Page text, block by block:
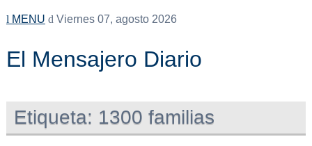
MENU Viernes 07, agosto 2026
El Mensajero Diario
Etiqueta: 1300 familias